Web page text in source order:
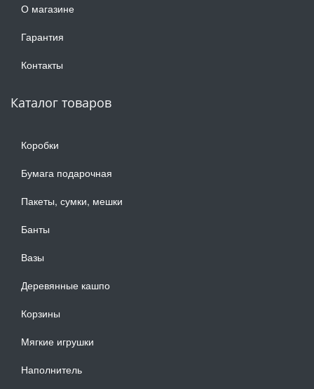
О магазине
Гарантия
Контакты
Каталог товаров
Коробки
Бумага подарочная
Пакеты, сумки, мешки
Банты
Вазы
Деревянные кашпо
Корзины
Мягкие игрушки
Наполнитель